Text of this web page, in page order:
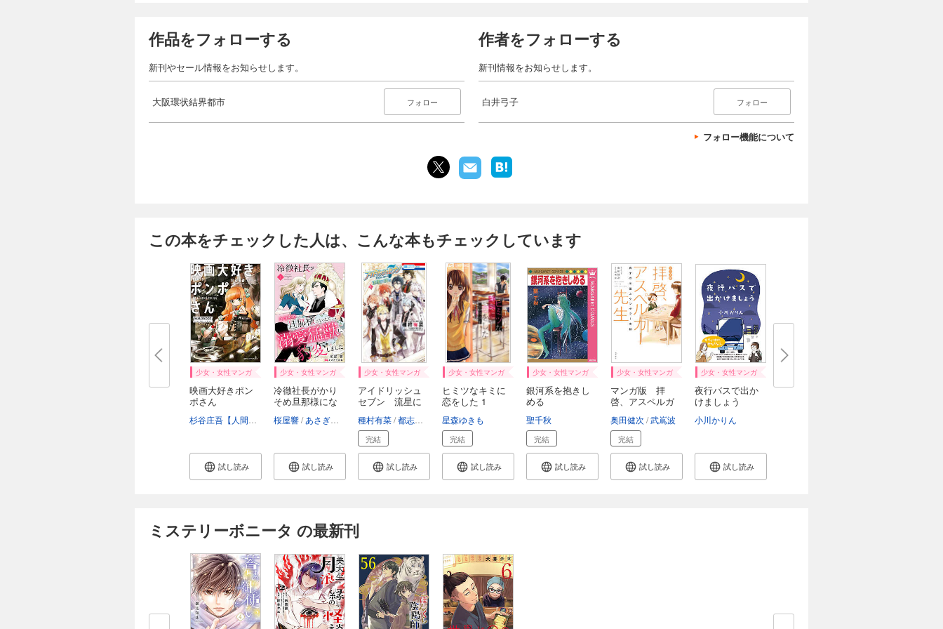
作品をフォローする
新刊やセール情報をお知らせします。
大阪環状結界都市 フォロー
作者をフォローする
新刊情報をお知らせします。
白井弓子 フォロー
フォロー機能について
この本をチェックした人は、こんな本もチェックしています
少女・女性マンガ
映画大好きポン
ポさん
試し読み
少女・女性マンガ
冷徹社長がかり
そめ旦那様にな
桜屋響 あさぎ千夜春
試し読み
少女・女性マンガ
アイドリッシュ
セブン 流星に
種村有菜 都志見文太 バンダイナムコオンライン
完結
試し読み
少女・女性マンガ
ヒミツなキミに
恋をした 1
星森ゆきも
完結
試し読み
少女・女性マンガ
銀河系を抱きし
める
聖千秋
完結
試し読み
少女・女性マンガ
マンガ版 拝
啓、アスペルガ
奥田健次 武嶌波
完結
試し読み
少女・女性マンガ
夜行バスで出か
けましょう
小川かりん
試し読み
ミステリーボニータ の最新刊